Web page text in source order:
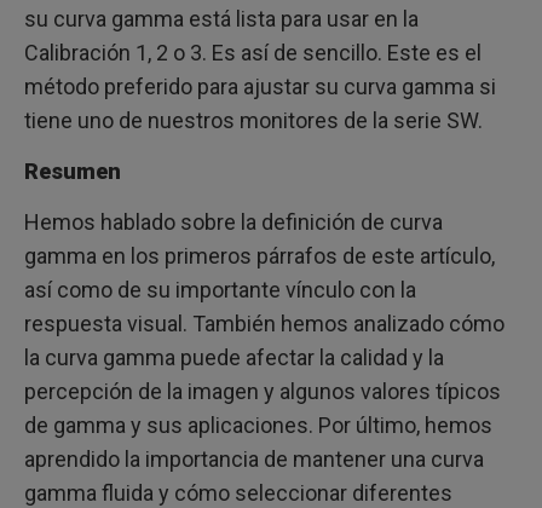
su curva gamma está lista para usar en la
Calibración 1, 2 o 3. Es así de sencillo. Este es el
método preferido para ajustar su curva gamma si
tiene uno de nuestros monitores de la serie SW.
Resumen
Hemos hablado sobre la definición de curva
gamma en los primeros párrafos de este artículo,
así como de su importante vínculo con la
respuesta visual. También hemos analizado cómo
la curva gamma puede afectar la calidad y la
percepción de la imagen y algunos valores típicos
de gamma y sus aplicaciones. Por último, hemos
aprendido la importancia de mantener una curva
gamma fluida y cómo seleccionar diferentes